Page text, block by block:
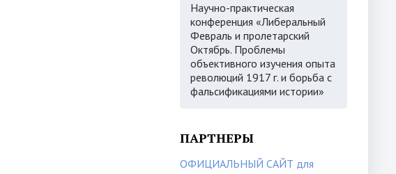
Научно-практическая
конференция «Либеральный
Февраль и пролетарский
Октябрь. Проблемы
объективного изучения опыта
революций 1917 г. и борьба с
фальсификациями истории»
ПАРТНЕРЫ
ОФИЦИАЛЬНЫЙ САЙТ для